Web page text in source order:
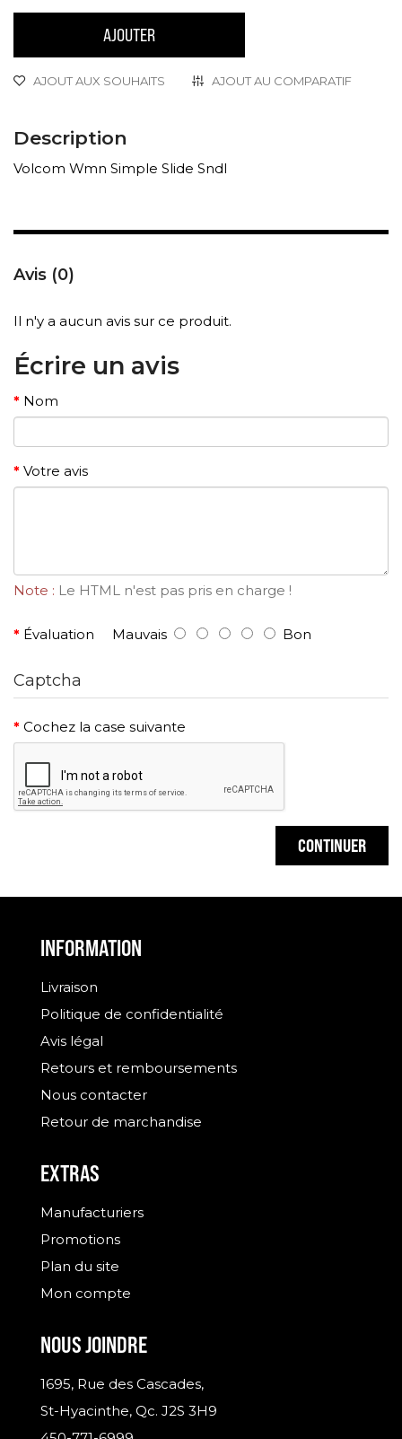
AJOUTER
AJOUT AUX SOUHAITS AJOUT AU COMPARATIF
Description
Volcom Wmn Simple Slide Sndl
Avis (0)
Il n'y a aucun avis sur ce produit.
Écrire un avis
Nom
Votre avis
Note : Le HTML n'est pas pris en charge !
Évaluation Mauvais Bon
Captcha
Cochez la case suivante
CONTINUER
INFORMATION
Livraison
Politique de confidentialité
Avis légal
Retours et remboursements
Nous contacter
Retour de marchandise
EXTRAS
Manufacturiers
Promotions
Plan du site
Mon compte
NOUS JOINDRE
1695, Rue des Cascades,
St-Hyacinthe, Qc. J2S 3H9